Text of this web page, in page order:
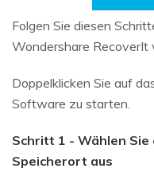
Folgen Sie diesen
Wondershare RecoverIt
Doppelklicken Sie auf
Software zu starten.
Schritt 1 - Wählen
Speicherort aus